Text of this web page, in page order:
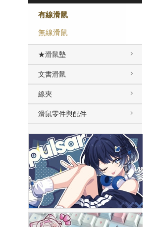
有線滑鼠
無線滑鼠
★滑鼠墊
文書滑鼠
線夾
滑鼠零件與配件